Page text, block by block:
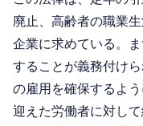
廃止、高齢者の職業
企業に求めている。
することが義務付け
の雇用を確保するよ
迎えた労働者に対し